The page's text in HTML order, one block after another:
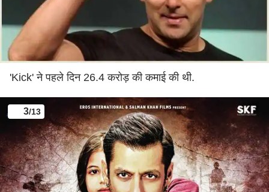
'Kick' ने पहले दिन 26.4 करोड़ की कमाई की थी.
3/13